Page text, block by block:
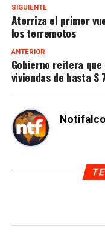
SIGUIENTE
Aterriza el primer
los terremotos
ANTERIOR
Gobierno reitera
viviendas de hasta